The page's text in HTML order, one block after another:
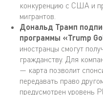
конкуренцию с США и
мигрантов.
Дональд Трамп
программы «Trump
иностранцы смогут
гражданству. Для
— карта позволит
передавать право
предусмотрен уровень